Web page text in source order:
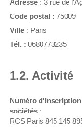
Adresse : 3 rue de
Code postal : 75009
Ville : Paris
Tél. : 0680773235
1.2. Activité
Numéro
sociétés :
RCS Paris 845 145